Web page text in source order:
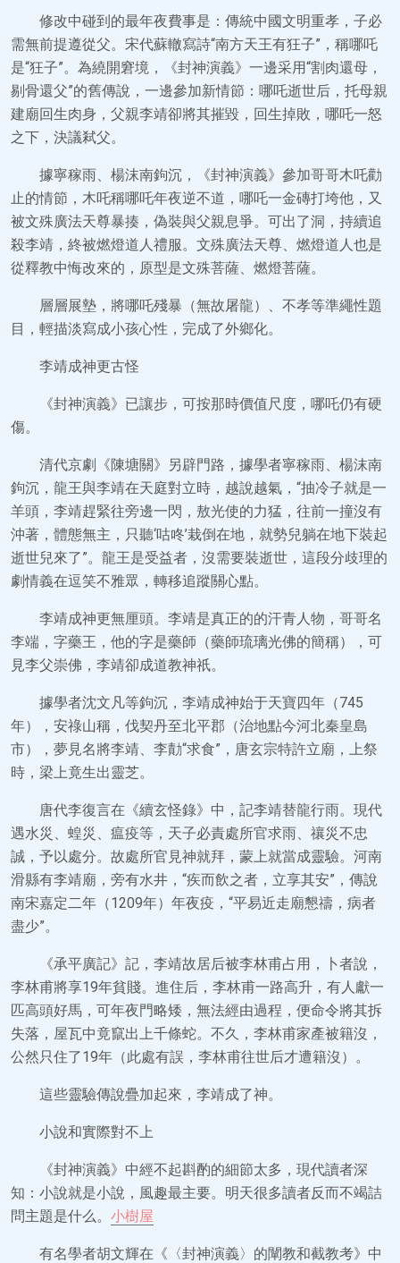
修改中碰到的最年夜費事是：傳統中國文明重孝，子必
需無前提遵從父。宋代蘇轍寫詩“南方天王有狂子”，稱哪吒
是“狂子”。為繞開窘境，《封神演義》一邊采用“割肉還母，
剔骨還父”的舊傳說，一邊參加新情節：哪吒逝世后，托母親
建廟回生肉身，父親李靖卻將其摧毀，回生掉敗，哪吒一怒
之下，決議弒父。
據寧稼雨、楊沫南鉤沉，《封神演義》參加哥哥木吒勸
止的情節，木吒稱哪吒年夜逆不道，哪吒一金磚打垮他，又
被文殊廣法天尊暴揍，偽裝與父親息爭。可出了洞，持續追
殺李靖，終被燃燈道人禮服。文殊廣法天尊、燃燈道人也是
從釋教中悔改來的，原型是文殊菩薩、燃燈菩薩。
層層展墊，將哪吒殘暴（無故屠龍）、不孝等準繩性題
目，輕描淡寫成小孩心性，完成了外鄉化。
李靖成神更古怪
《封神演義》已讓步，可按那時價值尺度，哪吒仍有硬
傷。
清代京劇《陳塘關》另辟門路，據學者寧稼雨、楊沫南
鉤沉，龍王與李靖在天庭對立時，越說越氣，“抽冷子就是一
羊頭，李靖趕緊往旁邊一閃，敖光使的力猛，往前一撞沒有
沖著，體態無主，只聽‘咕咚’栽倒在地，就勢兒躺在地下裝起
逝世兒來了”。龍王是受益者，沒需要裝逝世，這段分歧理的
劇情義在逗笑不雅眾，轉移追蹤關心點。
李靖成神更無厘頭。李靖是真正的的汗青人物，哥哥名
李端，字藥王，他的字是藥師（藥師琉璃光佛的簡稱），可
見李父崇佛，李靖卻成道教神祇。
據學者沈文凡等鉤沉，李靖成神始于天寶四年（745
年），安祿山稱，伐契丹至北平郡（治地點今河北秦皇島
市），夢見名將李靖、李勣“求食”，唐玄宗特許立廟，上祭
時，梁上竟生出靈芝。
唐代李復言在《續玄怪錄》中，記李靖替龍行雨。現代
遇水災、蝗災、瘟疫等，天子必責處所官求雨、禳災不忠
誠，予以處分。故處所官見神就拜，蒙上就當成靈驗。河南
滑縣有李靖廟，旁有水井，“疾而飲之者，立享其安”，傳說
南宋嘉定二年（1209年）年夜疫，“平易近走廟懇禱，病者
盡少”。
《承平廣記》記，李靖故居后被李林甫占用，卜者說，
李林甫將享19年貧賤。進住后，李林甫一路高升，有人獻一
匹高頭好馬，可年夜門略矮，無法經由過程，便命令將其拆
失落，屋瓦中竟竄出上千條蛇。不久，李林甫家產被籍沒，
公然只住了19年（此處有誤，李林甫往世后才遭籍沒）。
這些靈驗傳說疊加起來，李靖成了神。
小說和實際對不上
《封神演義》中經不起斟酌的細節太多，現代讀者深
知：小說就是小說，風趣最主要。明天很多讀者反而不竭詰
問主題是什么。 小樹屋
有名學者胡文輝在《〈封神演義〉的闡教和截教考》中